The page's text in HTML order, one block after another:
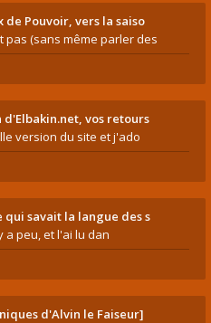
de Pouvoir, vers la saiso
pas (sans même parler des
d'Elbakin.net, vos retours
version du site et j'ado
qui savait la langue des s
a peu, et l'ai lu dan
d'Alvin le Faiseur]